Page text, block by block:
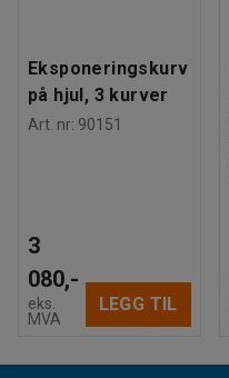
Eksponeringskurv
på hjul, 3 kurver
Art. nr: 90151
3
080,-
eks.
MVA
LEGG TIL